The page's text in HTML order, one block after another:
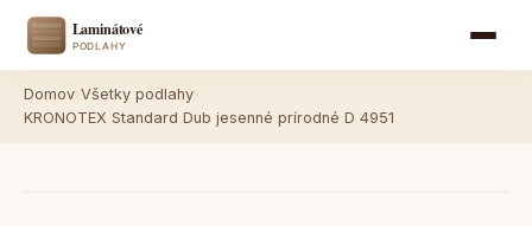
Domov Všetky podlahy
KRONOTEX Standard Dub jesenné prírodné D 4951